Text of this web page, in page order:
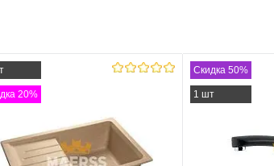
20%
Скидка 50%
1 шт